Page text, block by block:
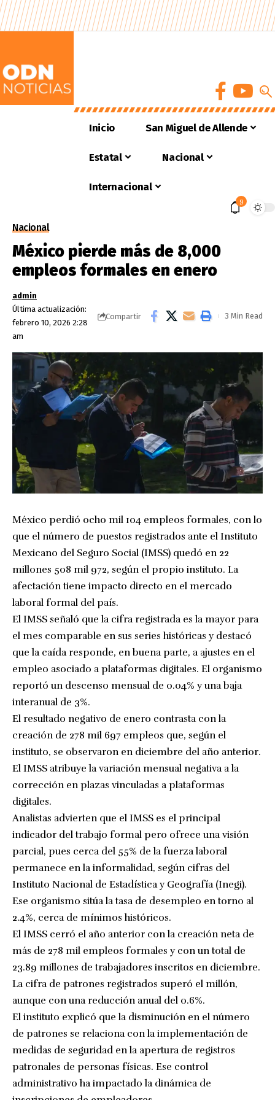
Inicio San Miguel de Allende
Estatal Nacional
Internacional
9
Nacional
México pierde más de 8,000
empleos formales en enero
Última actualización:
febrero 10, 2026 2:28
am
admin
Compartir 3 Min Read
México perdió ocho mil 104 empleos formales, con lo
que el número de puestos registrados ante el Instituto
Mexicano del Seguro Social (IMSS) quedó en 22
millones 508 mil 972, según el propio instituto. La
afectación tiene impacto directo en el mercado
laboral formal del país.
El IMSS señaló que la cifra registrada es la mayor para
el mes comparable en sus series históricas y destacó
que la caída responde, en buena parte, a ajustes en el
empleo asociado a plataformas digitales. El organismo
reportó un descenso mensual de 0.04% y una baja
interanual de 3%.
El resultado negativo de enero contrasta con la
creación de 278 mil 697 empleos que, según el
instituto, se observaron en diciembre del año anterior.
El IMSS atribuye la variación mensual negativa a la
corrección en plazas vinculadas a plataformas
digitales.
Analistas advierten que el IMSS es el principal
indicador del trabajo formal pero ofrece una visión
parcial, pues cerca del 55% de la fuerza laboral
permanece en la informalidad, según cifras del
Instituto Nacional de Estadística y Geografía (Inegi).
Ese organismo sitúa la tasa de desempleo en torno al
2.4%, cerca de mínimos históricos.
El IMSS cerró el año anterior con la creación neta de
más de 278 mil empleos formales y con un total de
23.89 millones de trabajadores inscritos en diciembre.
La cifra de patrones registrados superó el millón,
aunque con una reducción anual del 0.6%.
El instituto explicó que la disminución en el número
de patrones se relaciona con la implementación de
medidas de seguridad en la apertura de registros
patronales de personas físicas. Ese control
administrativo ha impactado la dinámica de